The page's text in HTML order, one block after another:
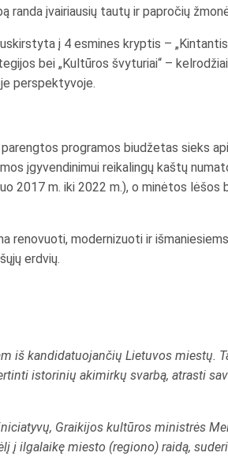
randa įvairiausių tautų ir papročių
į 4 esmines kryptis –
bei „Kultūros švyturiai“ –
perspektyvoje.
programos biudžetas sieks
įgyvendinimui reikalingų kaštų
2017 m. iki 2022 m.), o minėtos
renovuoti, modernizuoti ir
erdvių.
iš kandidatuojančių Lietuvos miestų.
istorinių akimirkų svarbą, atrasti
Graikijos kultūros ministrės
į ilgalaikę miesto (regiono) raidą,